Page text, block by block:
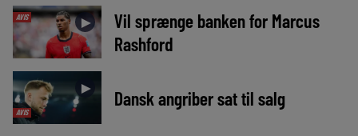
AVIS ►
Vil sprænge banken for Marcus
Rashford
AVIS
► Dansk angriber sat til salg